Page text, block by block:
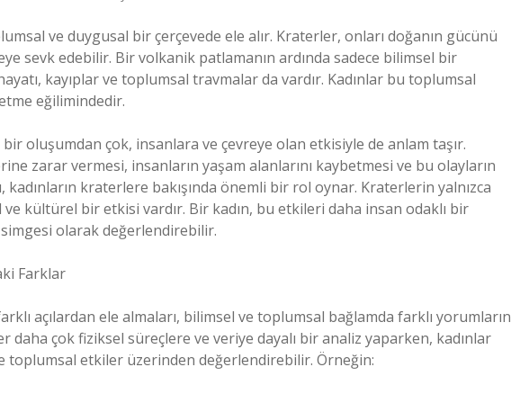
ve duygusal bir çerçevede ele alır. Kraterler, onları doğanın gücünü
sevk edebilir. Bir volkanik patlamanın ardında sadece bilimsel bir
kayıplar ve toplumsal travmalar da vardır. Kadınlar bu toplumsal
eğilimindedir.
oluşumdan çok, insanlara ve çevreye olan etkisiyle de anlam taşır.
zarar vermesi, insanların yaşam alanlarını kaybetmesi ve bu olayların
kadınların kraterlere bakışında önemli bir rol oynar. Kraterlerin yalnızca
kültürel bir etkisi vardır. Bir kadın, bu etkileri daha insan odaklı bir
olarak değerlendirebilir.
Farklar
açılardan ele almaları, bilimsel ve toplumsal bağlamda farklı yorumların
daha çok fiziksel süreçlere ve veriye dayalı bir analiz yaparken, kadınlar
toplumsal etkiler üzerinden değerlendirebilir. Örneğin: